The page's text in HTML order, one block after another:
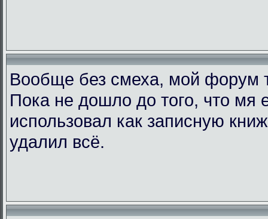
Вообще без смеха, мой форум
Пока не дошло до того, что мя
использовал как записную
удалил всё.